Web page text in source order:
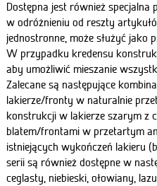
Dostępna jest również
w odróżnieniu od reszty
jednostronne, może służyć jako
W przypadku kredensu
aby umożliwić mieszanie
Zalecane są następujące
lakierze/fronty w naturalnie
konstrukcji w lakierze szarym z
blatem/frontami w przetartym
istniejących wykończeń lakieru
serii są również dostępne w
ceglasty, niebieski, ołowiany,